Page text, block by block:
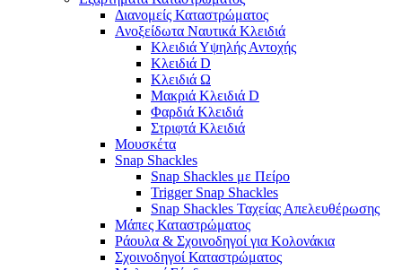
Διανομείς Καταστρώματος
Ανοξείδωτα Ναυτικά Κλειδιά
Κλειδιά Υψηλής Αντοχής
Κλειδιά D
Κλειδιά Ω
Μακριά Κλειδιά D
Φαρδιά Κλειδιά
Στριφτά Κλειδιά
Μουσκέτα
Snap Shackles
Snap Shackles με Πείρο
Trigger Snap Shackles
Snap Shackles Ταχείας Απελευθέρωσης
Μάπες Καταστρώματος
Ράουλα & Σχοινοδηγοί για Κολονάκια
Σχοινοδηγοί Καταστρώματος